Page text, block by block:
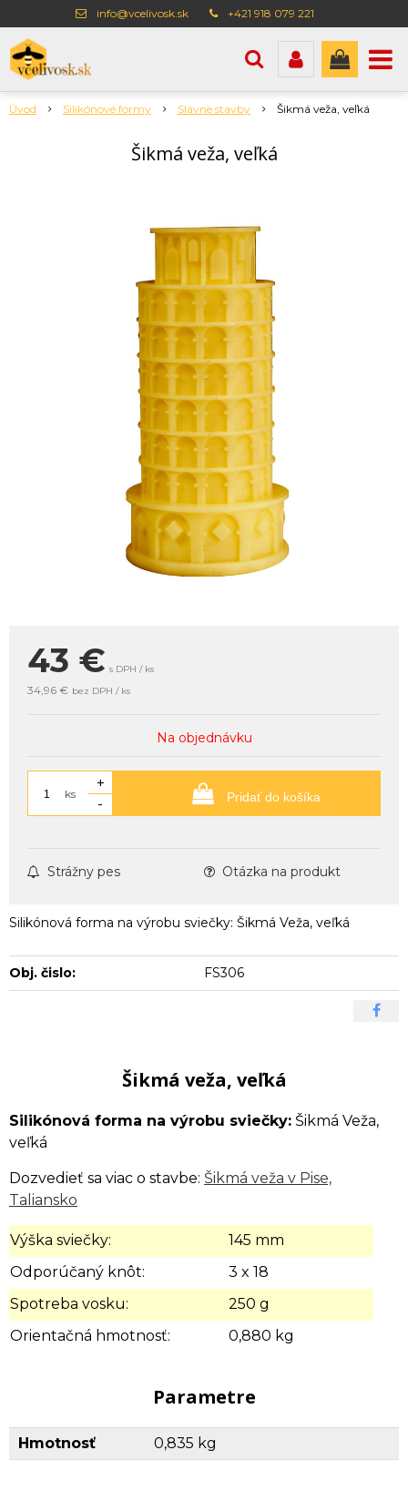
info@vcelivosk.sk +421 918 079 221
Úvod Silikónové formy Slávne stavby Šikmá veža, veľká
Šikmá veža, veľká
43 € s DPH / ks
34,96 € bez DPH / ks
Na objednávku
ks
+
-
Pridať do košíka
Strážny pes Otázka na produkt
Silikónová forma na výrobu sviečky: Šikmá Veža, veľká
Obj. čislo: FS306
Šikmá veža, veľká
Silikónová forma na výrobu sviečky: Šikmá Veža,
veľká
Dozvedieť sa viac o stavbe: Šikmá veža v Pise,
Taliansko
Výška sviečky:
145 mm
Odporúčaný knôt:
3 x 18
Spotreba vosku:
250 g
Orientačná hmotnosť:
0,880 kg
Parametre
Hmotnosť 0,835 kg